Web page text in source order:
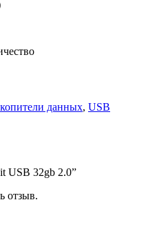
данных, USB
USB 32gb 2.0”
отзыв.